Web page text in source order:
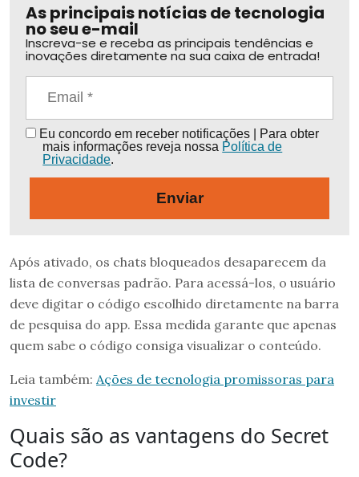
As principais notícias de tecnologia
no seu e-mail
Inscreva-se e receba as principais tendências e
inovações diretamente na sua caixa de entrada!
Eu concordo em receber notificações | Para obter
mais informações reveja nossa Política de
Privacidade.
Enviar
Após ativado, os chats bloqueados desaparecem da
lista de conversas padrão. Para acessá-los, o usuário
deve digitar o código escolhido diretamente na barra
de pesquisa do app. Essa medida garante que apenas
quem sabe o código consiga visualizar o conteúdo.
Leia também: Ações de tecnologia promissoras para
investir
Quais são as vantagens do Secret
Code?